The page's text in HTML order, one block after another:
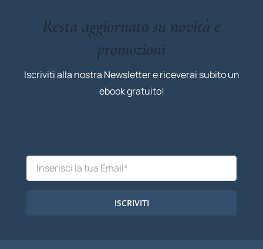
Resta aggiornato su novità e
promozioni
Iscriviti alla nostra Newsletter e riceverai subito un
ebook gratuito!
ISCRIVITI